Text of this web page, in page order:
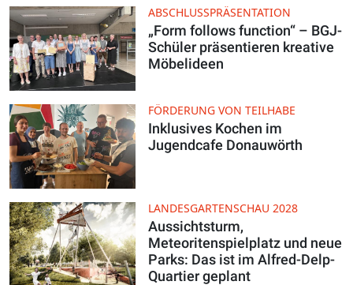
ABSCHLUSSPRÄSENTATION
„Form follows function“ – BGJ-
Schüler präsentieren kreative
Möbelideen
FÖRDERUNG VON TEILHABE
Inklusives Kochen im
Jugendcafe Donauwörth
LANDESGARTENSCHAU 2028
Aussichtsturm,
Meteoritenspielplatz und neue
Parks: Das ist im Alfred-Delp-
Quartier geplant